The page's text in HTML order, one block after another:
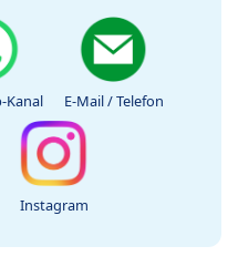
Kanal E-Mail / Telefon
Instagram